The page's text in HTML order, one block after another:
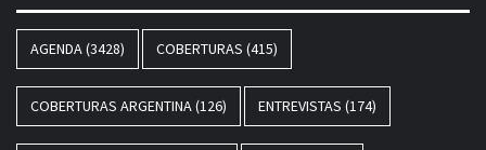
AGENDA(3428) COBERTURAS (415)
COBERTURAS ARGENTINA(126) ENTREVISTAS (174)